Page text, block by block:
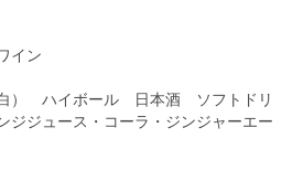
イン
） ハイボール 日本酒 ソフトドリ
ジジュース・コーラ・ジンジャーエー